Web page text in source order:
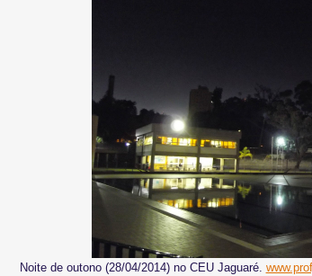
Noite de outono (28/04/2014) no CEU Jaguaré.